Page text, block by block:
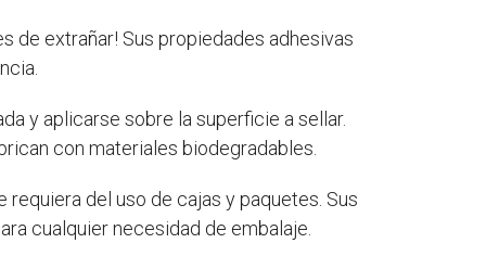
de extrañar! Sus propiedades adhesivas
y aplicarse sobre la superficie a sellar.
con materiales biodegradables.
del uso de cajas y paquetes. Sus
cualquier necesidad de embalaje.